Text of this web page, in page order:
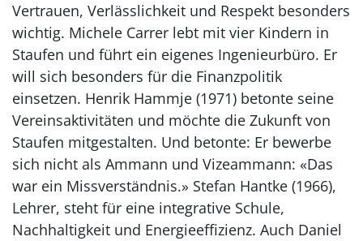
Vertrauen, Verlässlichkeit und Respekt besonders
wichtig. Michele Carrer lebt mit vier Kindern in
Staufen und führt ein eigenes Ingenieurbüro. Er
will sich besonders für die Finanzpolitik
einsetzen. Henrik Hammje (1971) betonte seine
Vereinsaktivitäten und möchte die Zukunft von
Staufen mitgestalten. Und betonte: Er bewerbe
sich nicht als Ammann und Vizeammann: «Das
war ein Missverständnis.» Stefan Hantke (1966),
Lehrer, steht für eine integrative Schule,
Nachhaltigkeit und Energieeffizienz. Auch Daniel